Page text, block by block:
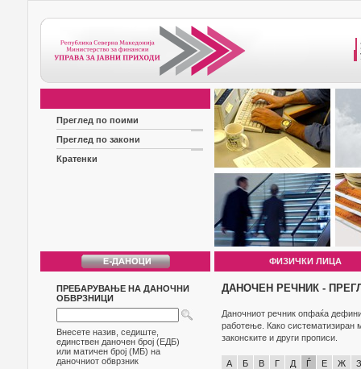
Преглед по поими
Преглед по закони
Кратенки
ФИЗИЧКИ ЛИЦА
ПРЕБАРУВАЊЕ НА ДАНОЧНИ
ОБВРЗНИЦИ
Внесете назив, седиште,
единствен даночен број (ЕДБ)
или матичен број (МБ) на
даночниот обврзник
ДАНОЧЕН РЕЧНИК -
Даночниот речник опфаќа
работење. Како систематизиран
законските и други прописи.
А Б В Г Д Ѓ Е Ж З